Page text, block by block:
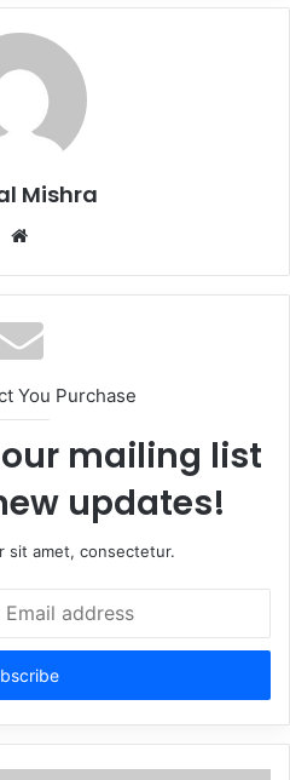
Mishra
Website
You Purchase
mailing list
updates!
sit amet, consectetur.